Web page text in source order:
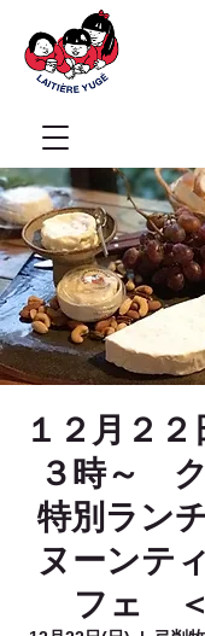
１２月２２
３時～
特別ラン
ヌーンテ
フェ